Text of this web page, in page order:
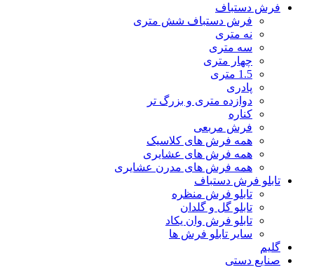
فرش دستباف
فرش دستباف شش متری
نه متری
سه متری
چهار متری
1.5 متری
پادری
دوازده متری و بزرگ تر
کناره
فرش مربعی
همه فرش های کلاسیک
همه فرش های عشایری
همه فرش های مدرن عشایری
تابلو فرش دستباف
تابلو فرش منظره
تابلو گل و گلدان
تابلو فرش وان یکاد
سایر تابلو فرش ها
گلیم
صنایع دستی